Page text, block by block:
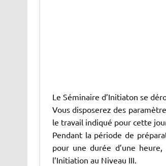
Le Séminaire d’Initiaton se
Vous disposerez des
le travail indiqué pour cette
Pendant la période de
pour une durée d’une
l’Initiation au Niveau III.